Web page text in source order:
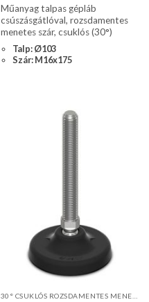
Műanyag talpas gépláb
csúszásgátlóval, rozsdamentes
menetes szár, csuklós (30°)
Talp: Ø103
Szár: M16x175